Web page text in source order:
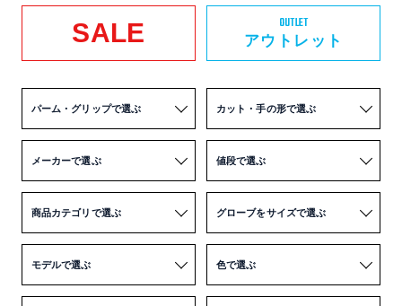
SALE OUTLET
アウトレット
パーム・グリップで選ぶ カット・手の形で選ぶ
メーカーで選ぶ 値段で選ぶ
商品カテゴリで選ぶ グローブをサイズで選ぶ
モデルで選ぶ 色で選ぶ